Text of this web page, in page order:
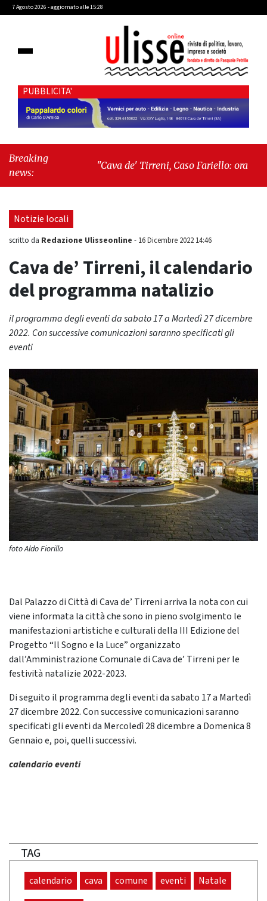
7 Agosto 2026 - aggiornato alle 15:28
PUBBLICITA'
Breaking
news:
"Cava de' Tirreni, Caso Fariello: ora torniamo
Notizie locali
scritto da Redazione Ulisseonline - 16 Dicembre 2022 14:46
Cava de’ Tirreni, il calendario
del programma natalizio
il programma degli eventi da sabato 17 a Martedì 27 dicembre
2022. Con successive comunicazioni saranno specificati gli
eventi
foto Aldo Fiorillo
Dal Palazzo di Città di Cava de’ Tirreni arriva la nota con cui
viene informata la città che sono in pieno svolgimento le
manifestazioni artistiche e culturali della III Edizione del
Progetto “Il Sogno e la Luce” organizzato
dall’Amministrazione Comunale di Cava de’ Tirreni per le
festività natalizie 2022-2023.
Di seguito il programma degli eventi da sabato 17 a Martedì
27 dicembre 2022. Con successive comunicazioni saranno
specificati gli eventi da Mercoledì 28 dicembre a Domenica 8
Gennaio e, poi, quelli successivi.
calendario eventi
TAG
calendario cava comune eventi Natale